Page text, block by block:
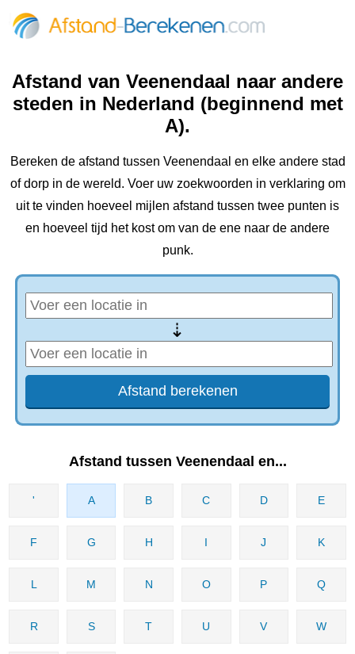
Afstand van Veenendaal naar andere
steden in Nederland (beginnend met
A).
Bereken de afstand tussen Veenendaal en elke andere stad
of dorp in de wereld. Voer uw zoekwoorden in verklaring om
uit te vinden hoeveel mijlen afstand tussen twee punten is
en hoeveel tijd het kost om van de ene naar de andere
punk.
⇢
Afstand tussen Veenendaal en...
' A B C D E
F G H I J K
L M N O P Q
R S T U V W